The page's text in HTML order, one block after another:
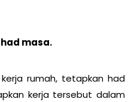
masa.
rumah, tetapkan had
kerja tersebut dalam